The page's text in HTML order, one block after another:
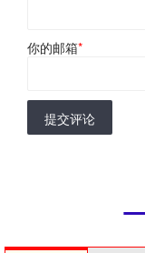
你的邮箱*
提交评论